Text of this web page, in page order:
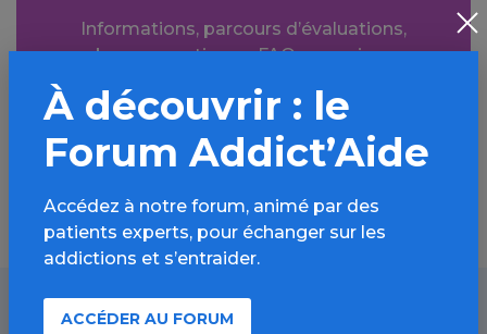
Informations, parcours d’évaluations,
bonnes pratiques, FAQ, annuaires,
Découvrir
À découvrir : le
Forum Addict’Aide
Accédez à notre forum, animé par des
patients experts, pour échanger sur les
addictions et s’entraider.
ACCÉDER AU FORUM